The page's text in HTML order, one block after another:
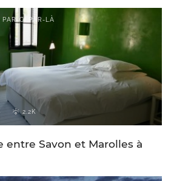
PAR-CI PAR-LÀ
2.2K
entre Savon et Marolles à